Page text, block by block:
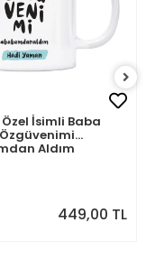
İsimli Baba
Aldım
449,00 TL